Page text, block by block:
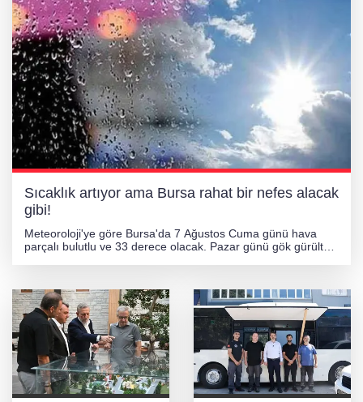
Sıcaklık artıyor ama Bursa rahat bir nefes alacak
gibi!
Meteoroloji'ye göre Bursa'da 7 Ağustos Cuma günü hava
parçalı bulutlu ve 33 derece olacak. Pazar günü gök gürültülü